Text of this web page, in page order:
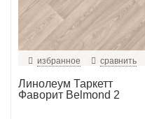
избранное сравнить
Линолеум Таркетт
Фаворит Belmond 2